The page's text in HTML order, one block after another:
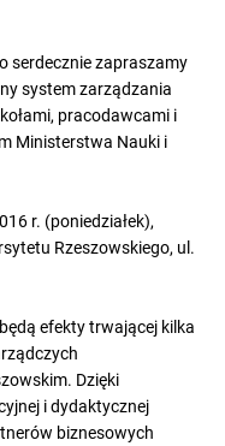
serdecznie zapraszamy
system zarządzania
pracodawcami i
Ministerstwa Nauki i
r. (poniedziałek),
Rzeszowskiego, ul.
efekty trwającej kilka
Dzięki
i dydaktycznej
biznesowych